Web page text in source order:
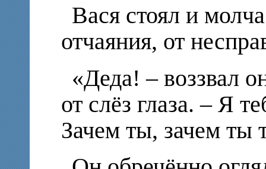
Вася стоял и
отчаяния, от
«Деда! – воззвал
от слёз глаза. – Я
Зачем ты, зачем ты